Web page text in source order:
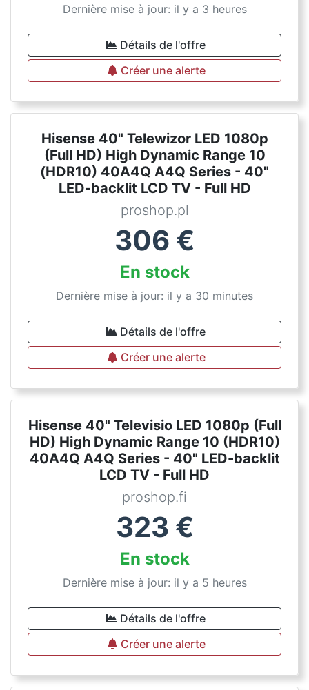
Dernière mise à jour: il y a 3 heures
Détails de l'offre
Créer une alerte
Hisense 40" Telewizor LED 1080p
(Full HD) High Dynamic Range 10
(HDR10) 40A4Q A4Q Series - 40"
LED-backlit LCD TV - Full HD
proshop.pl
306 €
En stock
Dernière mise à jour: il y a 30 minutes
Détails de l'offre
Créer une alerte
Hisense 40" Televisio LED 1080p (Full
HD) High Dynamic Range 10 (HDR10)
40A4Q A4Q Series - 40" LED-backlit
LCD TV - Full HD
proshop.fi
323 €
En stock
Dernière mise à jour: il y a 5 heures
Détails de l'offre
Créer une alerte